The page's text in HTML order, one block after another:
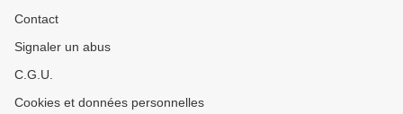
Contact
Signaler un abus
C.G.U.
Cookies et données personnelles